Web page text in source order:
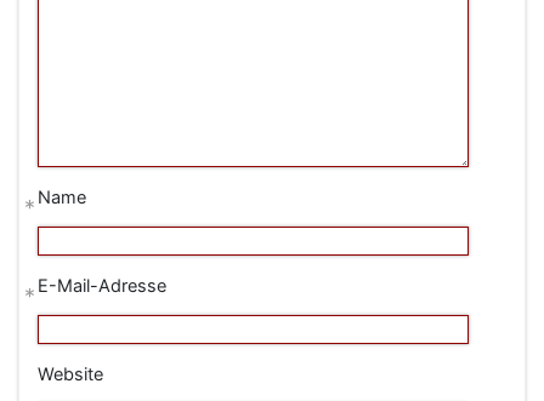
Name
*
E-Mail-Adresse
*
Website